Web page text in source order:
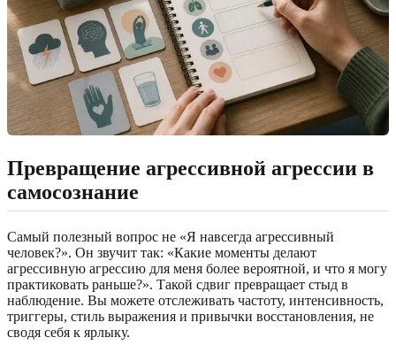
Превращение агрессивной агрессии в
самосознание
Самый полезный вопрос не «Я навсегда агрессивный
человек?». Он звучит так: «Какие моменты делают
агрессивную агрессию для меня более вероятной, и что я могу
практиковать раньше?». Такой сдвиг превращает стыд в
наблюдение. Вы можете отслеживать частоту, интенсивность,
триггеры, стиль выражения и привычки восстановления, не
сводя себя к ярлыку.